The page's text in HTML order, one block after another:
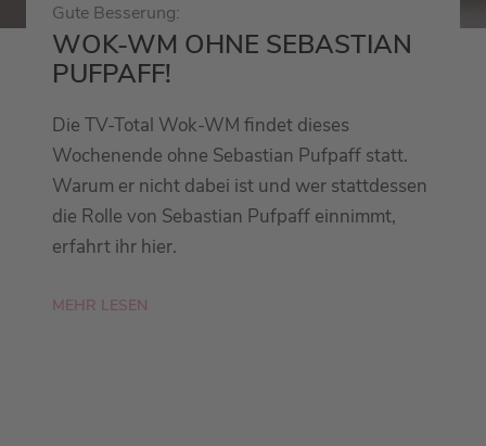
Gute Besserung:
WOK-WM OHNE SEBASTIAN
PUFPAFF!
Die TV-Total Wok-WM findet dieses
Wochenende ohne Sebastian Pufpaff statt.
Warum er nicht dabei ist und wer stattdessen
die Rolle von Sebastian Pufpaff einnimmt,
erfahrt ihr hier.
MEHR LESEN